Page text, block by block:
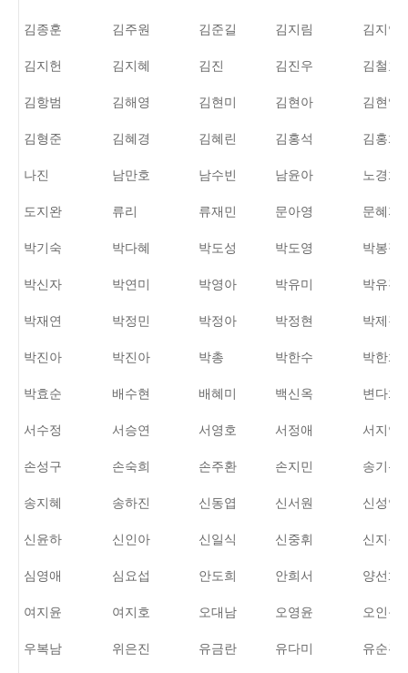
김종훈 김주원 김준길 김지림 김지연
김지헌 김지혜 김진 김진우 김철효
김항범 김해영 김현미 김현아 김현영
김형준 김혜경 김혜린 김홍석 김홍희
나진 남만호 남수빈 남윤아 노경희
도지완 류리 류재민 문아영 문혜지
박기숙 박다혜 박도성 박도영 박봉정
박신자 박연미 박영아 박유미 박유진
박재연 박정민 박정아 박정현 박제경
박진아 박진아 박총 박한수 박한희
박효순 배수현 배혜미 백신옥 변다희
서수정 서승연 서영호 서정애 서지연
손성구 손숙희 손주환 손지민 송기돈
송지혜 송하진 신동엽 신서원 신성연
신윤하 신인아 신일식 신중휘 신지원
심영애 심요섭 안도희 안희서 양선화
여지윤 여지호 오대남 오영윤 오인옥
우복남 위은진 유금란 유다미 유순관